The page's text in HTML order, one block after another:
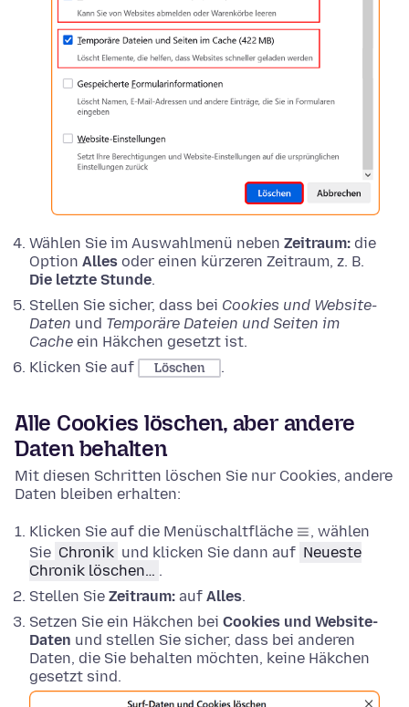
Wählen Sie im Auswahlmenü neben Zeitraum: die
Option Alles oder einen kürzeren Zeitraum, z. B.
Die letzte Stunde.
Stellen Sie sicher, dass bei Cookies und Website-
Daten und Temporäre Dateien und Seiten im
Cache ein Häkchen gesetzt ist.
Klicken Sie auf
Löschen .
Alle Cookies löschen, aber andere
Daten behalten
Mit diesen Schritten löschen Sie nur Cookies, andere
Daten bleiben erhalten:
Klicken Sie auf die Menüschaltfläche
, wählen
Sie Chronik und klicken Sie dann auf Neueste
Chronik löschen… .
Stellen Sie Zeitraum: auf Alles.
Setzen Sie ein Häkchen bei Cookies und Website-
Daten und stellen Sie sicher, dass bei anderen
Daten, die Sie behalten möchten, keine Häkchen
gesetzt sind.